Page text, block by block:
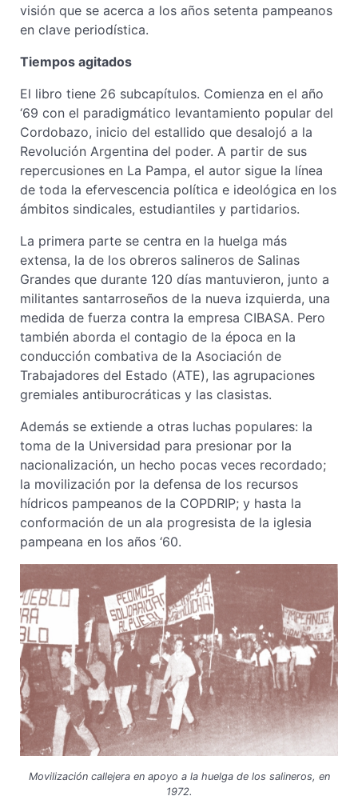
visión que se acerca a los años setenta pampeanos
en clave periodística.
Tiempos agitados
El libro tiene 26 subcapítulos. Comienza en el año
‘69 con el paradigmático levantamiento popular del
Cordobazo, inicio del estallido que desalojó a la
Revolución Argentina del poder. A partir de sus
repercusiones en La Pampa, el autor sigue la línea
de toda la efervescencia política e ideológica en los
ámbitos sindicales, estudiantiles y partidarios.
La primera parte se centra en la huelga más
extensa, la de los obreros salineros de Salinas
Grandes que durante 120 días mantuvieron, junto a
militantes santarroseños de la nueva izquierda, una
medida de fuerza contra la empresa CIBASA. Pero
también aborda el contagio de la época en la
conducción combativa de la Asociación de
Trabajadores del Estado (ATE), las agrupaciones
gremiales antiburocráticas y las clasistas.
Además se extiende a otras luchas populares: la
toma de la Universidad para presionar por la
nacionalización, un hecho pocas veces recordado;
la movilización por la defensa de los recursos
hídricos pampeanos de la COPDRIP; y hasta la
conformación de un ala progresista de la iglesia
pampeana en los años ‘60.
Movilización callejera en apoyo a la huelga de los salineros, en
1972.